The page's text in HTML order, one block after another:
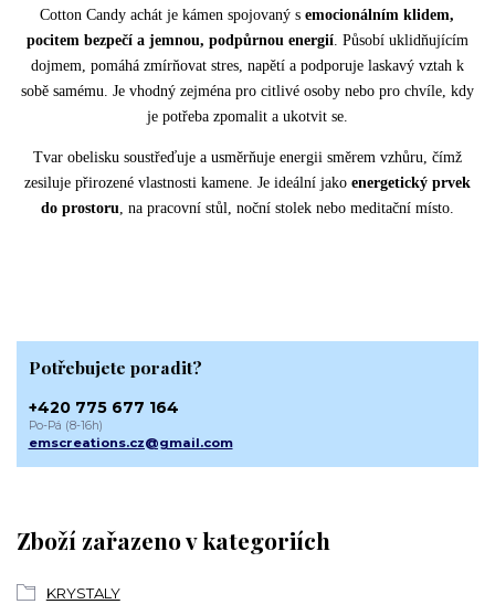
Cotton Candy achát je kámen spojovaný semocionálním klidem,
pocitem bezpečí a jemnou, podpůrnou energií. Působí uklidňujícím
dojmem, pomáhá zmírňovat stres, napětí a podporuje laskavý vztah k
sobě samému. Je vhodný zejména pro citlivé osoby nebo pro chvíle, kdy
je potřeba zpomalit a ukotvit se.
Tvar obelisku soustřeďuje a usměrňuje energii směrem vzhůru, čímž
zesiluje přirozené vlastnosti kamene. Je ideální jako energetický prvek
do prostoru , na pracovní stůl, noční stolek nebo meditační místo.
Zboží zařazeno v kategoriích
KRYSTALY
Potřebujete poradit?
+420 775 677 164
Po-Pá (8-16h)
emscreations.cz@gmail.com